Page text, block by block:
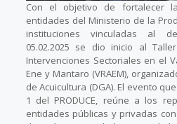
Con el objetivo de fortalecer
entidades del Ministerio de la
instituciones vinculadas al
05.02.2025 se dio inicio al
Intervenciones Sectoriales en el
Ene y Mantaro (VRAEM),
de Acuicultura (DGA). El evento
1 del PRODUCE, reúne a los
entidades públicas y privadas